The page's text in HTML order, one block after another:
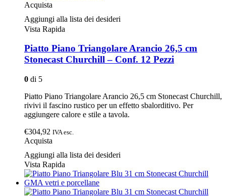
Acquista
Aggiungi alla lista dei desideri
Vista Rapida
Piatto Piano Triangolare Arancio 26,5 cm
Stonecast Churchill – Conf. 12 Pezzi
0 di 5
Piatto Piano Triangolare Arancio 26,5 cm Stonecast Churchill,
rivivi il fascino rustico per un effetto sbalorditivo. Per
aggiungere calore e stile a tavola.
€304,92 IVA esc.
Acquista
Aggiungi alla lista dei desideri
Vista Rapida